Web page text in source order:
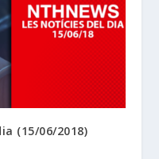
(15/06/2018)